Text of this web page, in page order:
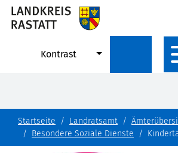
Kontrast
Startseite Landratsamt
Besondere Soziale Dienste